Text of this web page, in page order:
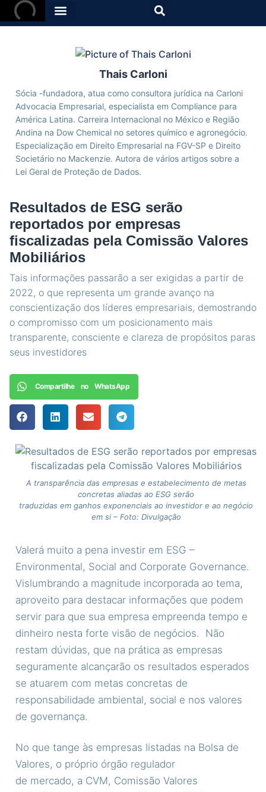
Thais Carloni
Sócia -fundadora, atua como consultora jurídica na Carloni
Advocacia Empresarial, especialista em Compliance para
América Latina. Carreira Internacional no México e Região
Andina na Dow Chemical no setores químico e agronegócio.
Especialização em Direito Empresarial na FGV-SP e Direito
Societário no Mackenzie. Autora de vários artigos sobre a
Lei Geral de Proteção de Dados.
Resultados de ESG serão
reportados por empresas
fiscalizadas pela Comissão Valores
Mobiliários
Tais informações passarão a ser exigidas a partir de
2022, o que representa um grande avanço na
conscientização dos líderes empresariais, demostrando
o compromisso com um posicionamento mais
transparente, consciente e clareza de propósitos paras
seus investidores
Compartilhe no WhatsApp
A transparência das empresas e estabelecimento de metas
concretas aliadas ao ESG serão
traduzidas em ganhos exponenciais ao investidor e ao negócio
em si – Foto: Divulgação
Valerá muito a pena investir em ESG –
Environmental, Social and Corporate Governance.
Vislumbrando a magnitude incorporada ao tema,
aproveito para destacar informações que podem
servir para que sua empresa empreenda tempo e
dinheiro nesta forte visão de negócios. Não
restam dúvidas, que na prática as empresas
seguramente alcançarão os resultados esperados
se atuarem com metas concretas de
responsabilidade ambiental, social e nos valores
de governança.
No que tange às empresas listadas na Bolsa de
Valores, o próprio órgão regulador
de mercado, a CVM, Comissão Valores